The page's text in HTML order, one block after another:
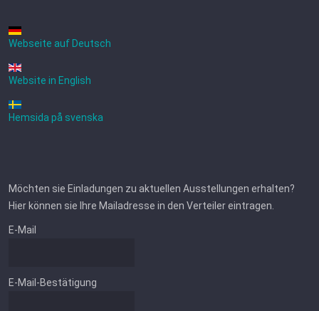
Webseite auf Deutsch
Website in English
Hemsida på svenska
Möchten sie Einladungen zu aktuellen Ausstellungen erhalten?
Hier können sie Ihre Mailadresse in den Verteiler eintragen.
E-Mail
E-Mail-Bestätigung